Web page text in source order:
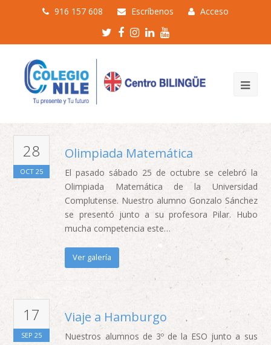
916 157 608 Escríbenos Acceso
Twitter
Profile
Facebook
Profile
Instagram
Profile
LinkedIn
Profile
Youtube
Profile
28
OCT 25
Olimpiada Matemática
El pasado sábado 25 de octubre se celebró la
Olimpiada Matemática de la Universidad
Complutense. Nuestro alumno Gonzalo Sánchez
se presentó junto a su profesora Pilar. Hubo
mucha competencia este…
Ver galería
17
SEP 25
Viaje a Hamburgo
Nuestros alumnos de 3º de la ESO junto a sus